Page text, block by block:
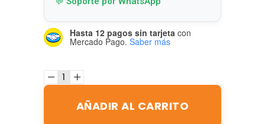
Hasta 12 pagos sin tarjeta con
Mercado Pago. Saber más
AÑADIR AL CARRITO